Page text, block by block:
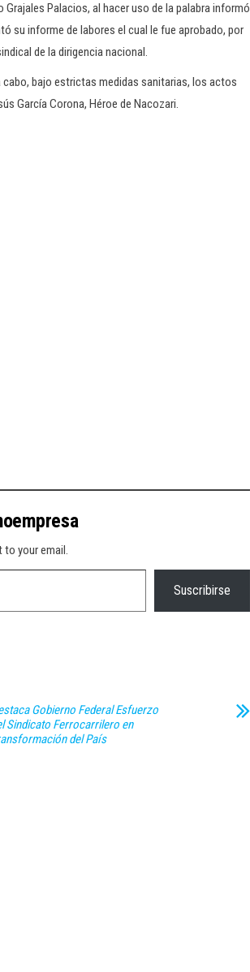
Palacios, al hacer uso de la palabra informó
su informe de labores el cual le fue aprobado, por
de la dirigencia nacional.
cabo, bajo estrictas medidas sanitarias, los actos
García Corona, Héroe de Nacozari.
your email.
Suscribirse
Gobierno Federal Esfuerzo
Sindicato Ferrocarrilero en
del País